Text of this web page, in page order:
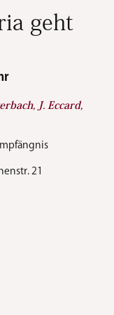
geht
J. Eccard,
21